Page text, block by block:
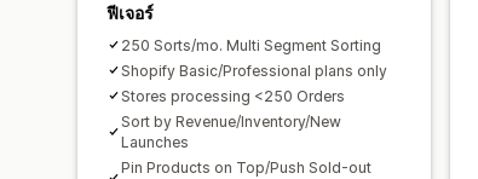
ฟีเจอร์
250 Sorts/mo. Multi Segment Sorting
Shopify Basic/Professional plans only
Stores processing <250 Orders
Sort by Revenue/Inventory/New
Launches
Pin Products on Top/Push Sold-out